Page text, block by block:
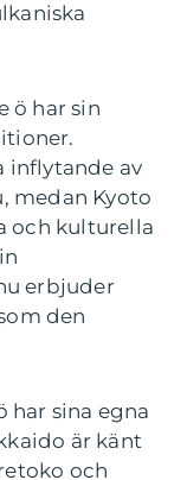
ö har sin
inflytande av
medan Kyoto
och kulturella
erbjuder
den
har sina egna
är känt
och